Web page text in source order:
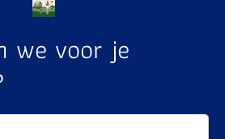
we voor je